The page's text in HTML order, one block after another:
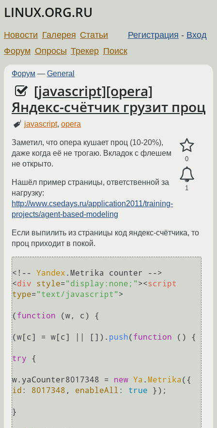
LINUX.ORG.RU
Регистрация - Вход
Новости Галерея Статьи
Форум Опросы Трекер Поиск
Форум — General
[javascript][opera]
Яндекс-счётчик грузит проц
javascript,opera
0
1
Заметил, что опера кушает проц (10-20%),
даже когда её не трогаю. Вкладок с флешем
не открыто.
Нашёл пример страницы, ответственной за
нагрузку:
http://www.csedays.ru/application2011/training-
projects/agent-based-modeling
Если выпилить из страницы код яндекс-счётчика, то
проц приходит в покой.
<!-- Yandex . Metrika
<div style="display:none;"><script
type="text/javascript">
( function (w, c ) {
(w[c] = w[c] || []). push( function ( ) {
try {
w. yaCounter8017348 = new Ya . Metrika
id : 8017348 , enableAll : true });
}